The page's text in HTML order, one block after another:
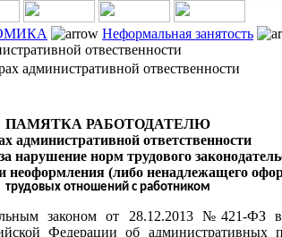
Неформальная занятость
отвественности
административной отвественности
ПАМЯТКА РАБОТОДАТЕЛЮ
административной ответственности
нарушение норм трудового
неоформления (либо ненадлежащего
трудовых отношений с работником
законом от 28.12.2013 №421-ФЗ
Федерации об административных